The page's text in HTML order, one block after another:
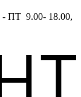
- ПТ 9.00- 18.00,